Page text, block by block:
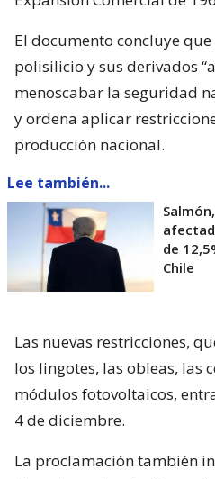
El documento concluye
polisilicio y sus derivados
menoscabar la seguridad
y ordena aplicar
producción nacional.
Lee también...
de
Chile
Las nuevas restricciones,
los lingotes, las obleas, las
módulos fotovoltaicos,
4 de diciembre.
La proclamación también